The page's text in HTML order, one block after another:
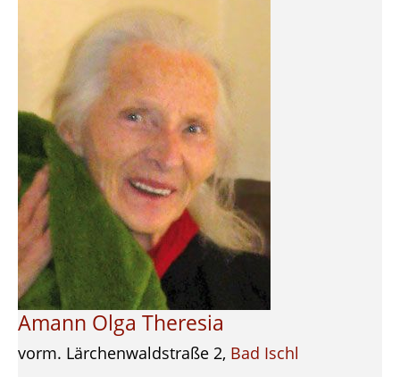
Amann Olga Theresia
vorm. Lärchenwaldstraße 2, Bad Ischl